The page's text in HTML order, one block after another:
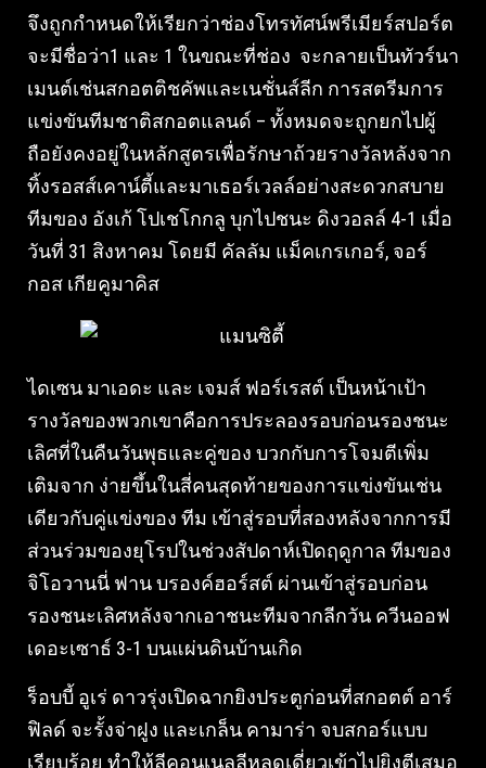
จึงถูกกําหนดให้เรียกว่าช่องโทรทัศน์พรีเมียร์สปอร์ต
จะมีชื่อว่า1 และ 1 ในขณะที่ช่อง จะกลายเป็นทัวร์นา
เมนต์เช่นสกอตติชคัพและเนชั่นส์ลีก การสตรีมการ
แข่งขันทีมชาติสกอตแลนด์ – ทั้งหมดจะถูกยกไปผู้
ถือยังคงอยู่ในหลักสูตรเพื่อรักษาถ้วยรางวัลหลังจาก
ทิ้งรอสส์เคาน์ตี้และมาเธอร์เวลล์อย่างสะดวกสบาย
ทีมของ อังเก้ โปเชโกกลู บุกไปชนะ ดิงวอลล์ 4-1 เมื่อ
วันที่ 31 สิงหาคม โดยมี คัลลัม แม็คเกรเกอร์, จอร์
กอส เกียคูมาคิส
ไดเซน มาเอดะ และ เจมส์ ฟอร์เรสต์ เป็นหน้าเป้า
รางวัลของพวกเขาคือการประลองรอบก่อนรองชนะ
เลิศที่ในคืนวันพุธและคู่ของ บวกกับการโจมตีเพิ่ม
เติมจาก ง่ายขึ้นในสี่คนสุดท้ายของการแข่งขันเช่น
เดียวกับคู่แข่งของ ทีม เข้าสู่รอบที่สองหลังจากการมี
ส่วนร่วมของยุโรปในช่วงสัปดาห์เปิดฤดูกาล ทีมของ
จิโอวานนี่ ฟาน บรองค์ฮอร์สต์ ผ่านเข้าสู่รอบก่อน
รองชนะเลิศหลังจากเอาชนะทีมจากลีกวัน ควีนออฟ
เดอะเซาธ์ 3-1 บนแผ่นดินบ้านเกิด
ร็อบบี้ อูเร่ ดาวรุ่งเปิดฉากยิงประตูก่อนที่สกอตต์ อาร์
ฟิลด์ จะรั้งจ่าฝูง และเกล็น คามาร่า จบสกอร์แบบ
เรียบร้อย ทําให้ลีคอนเนลลีหลุดเดี่ยวเข้าไปยิงตีเสมอ